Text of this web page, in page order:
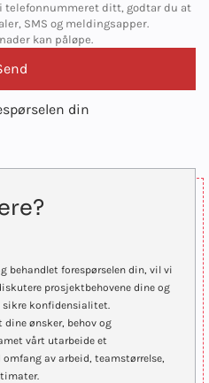
telefonnummeret ditt, godtar du at
SMS og meldingsapper.
kan påløpe.
din
behandlet forespørselen din, vil vi
prosjektbehovene dine og
sikre konfidensialitet.
dine ønsker, behov og
vårt utarbeide et
av arbeid, teamstørrelse,